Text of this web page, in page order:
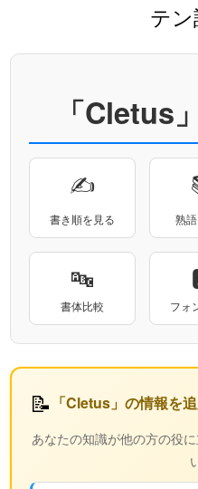
テン
「Cletus
✍
書き順を見る 熟
🔤
書体比較 フォ
📝 「Cletus」の情報を
あなたの知識が他の方の役